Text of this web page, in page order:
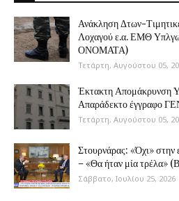
Ανάκληση Δτων-
Λοχαγού ε.α. ΕΜΘ
ΟΝΟΜΑΤΑ)
Τετάρτη, Αυγούστου 05,
Έκτακτη Απομάκρυνση
Απαράδεκτο έγγραφο
Τετάρτη, Αυγούστου 05,
Στουρνάρας: «Όχι» στην
– «Θα ήταν μία τρέλα»
Σάββατο, Ιουλίου 25, 2026